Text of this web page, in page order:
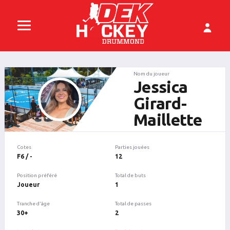
Nom du joueur
Jessica
Girard-
Maillette
Cotes
F6 / -
Position préféré
Joueur
Tranche d'âge
30+
Parties jouées
12
Total de buts
1
Total de passes
2